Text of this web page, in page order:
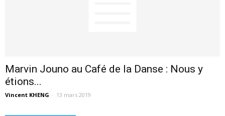
Marvin Jouno au Café de la Danse : Nous y
étions...
Vincent KHENG - 13 mars 2019